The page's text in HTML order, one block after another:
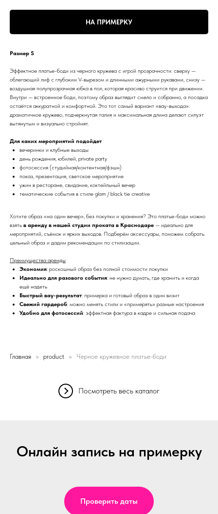
НА ПРИМЕРКУ
Размер S
Эффектное платье-боди из черного кружева с игрой прозрачности: сверху —
облегающий лиф с глубоким V-вырезом и длинными ажурными рукавами, снизу —
воздушная полупрозрачная юбка в пол, которая красиво струится при движении.
Внутри — встроенное боди, поэтому образ выглядит смело и собранно, а посадка
остаётся аккуратной и комфортной. Это тот самый вариант «вау-выхода»:
драматичное кружево, подчеркнутая талия и максимальная длина делают силуэт
вытянутым и визуально стройнят.
Для каких мероприятий подойдет
вечеринки и клубные выходы
день рождения, юбилей, private party
фотосессия (студийная/контентная/фэшн)
показ, презентация, светское мероприятие
ужин в ресторане, свидание, коктейльный вечер
тематические события в стиле glam / black tie creative
Хотите образ «на один вечер», без покупки и хранения? Это платье-боди можно
взять в аренду в нашей студии проката в Краснодаре — идеально для
мероприятий, съёмок и ярких выходов. Подберём аксессуары, поможем собрать
цельный образ и дадим рекомендации по стилизации.
Преимущества аренды
Экономия: роскошный образ без полной стоимости покупки
Идеально для разового события: не нужно думать, где хранить и когда
ещё надеть
Быстрый вау-результат: примерка и готовый образ в один визит
Свежий гардероб: можно менять стили и «примерять» разные настроения
Удобно для фотосессий: эффектная фактура в кадре и сильная подача
Главная product Черное кружевное платье-боди
Посмотреть весь каталог
Онлайн запись на примерку
Проверить даты